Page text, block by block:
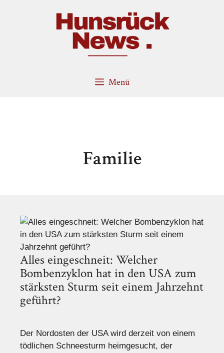
Menü
Familie
Alles eingeschneit: Welcher
Bombenzyklon hat in den USA zum
stärksten Sturm seit einem Jahrzehnt
geführt?
Der Nordosten der USA wird derzeit von einem
tödlichen Schneesturm heimgesucht, der